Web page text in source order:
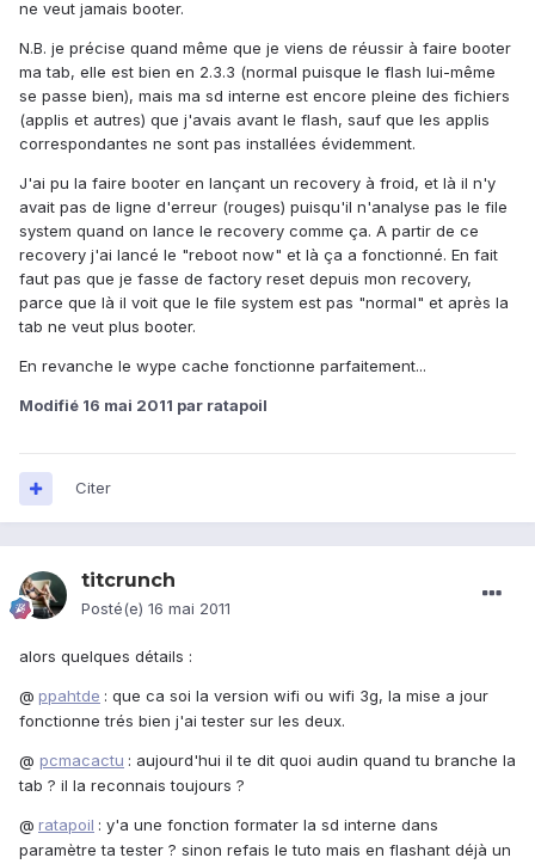
ne veut jamais booter.
N.B. je précise quand même que je viens de réussir à faire booter
ma tab, elle est bien en 2.3.3 (normal puisque le flash lui-même
se passe bien), mais ma sd interne est encore pleine des fichiers
(applis et autres) que j'avais avant le flash, sauf que les applis
correspondantes ne sont pas installées évidemment.
J'ai pu la faire booter en lançant un recovery à froid, et là il n'y
avait pas de ligne d'erreur (rouges) puisqu'il n'analyse pas le file
system quand on lance le recovery comme ça. A partir de ce
recovery j'ai lancé le "reboot now" et là ça a fonctionné. En fait
faut pas que je fasse de factory reset depuis mon recovery,
parce que là il voit que le file system est pas "normal" et après la
tab ne veut plus booter.
En revanche le wype cache fonctionne parfaitement...
Modifié 16 mai 2011 par ratapoil
Citer
titcrunch
Posté(e) 16 mai 2011
alors quelques détails :
@ ppahtde : que ca soi la version wifi ou wifi 3g, la mise a jour
fonctionne trés bien j'ai tester sur les deux.
@ pcmacactu : aujourd'hui il te dit quoi audin quand tu branche la
tab ? il la reconnais toujours ?
@ ratapoil : y'a une fonction formater la sd interne dans
paramètre ta tester ? sinon refais le tuto mais en flashant déjà un